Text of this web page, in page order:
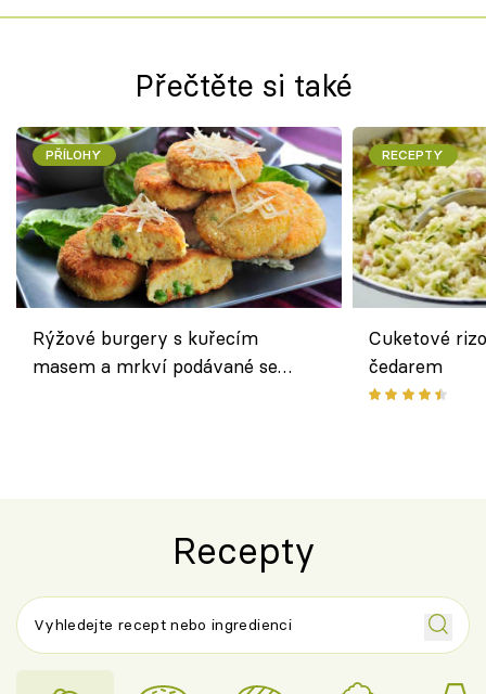
Přečtěte si také
PŘÍLOHY
Rýžové burgery s kuřecím
masem a mrkví podávané se
RECEPTY
Cuketové
čedarem
Recepty